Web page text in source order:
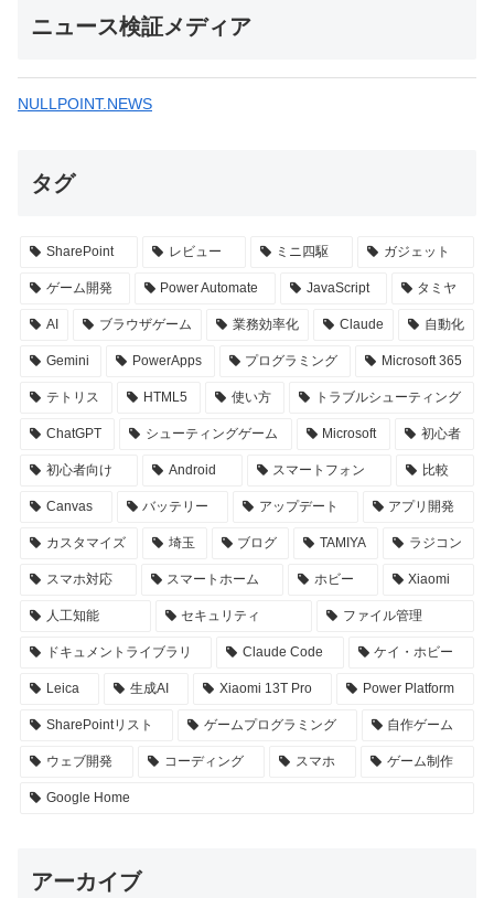
ニュース検証メディア
NULLPOINT.NEWS
タグ
SharePoint レビュー ミニ四駆 ガジェット
ゲーム開発 Power Automate JavaScript タミヤ
AI ブラウザゲーム 業務効率化 Claude 自動化
Gemini PowerApps プログラミング Microsoft 365
テトリス HTML5 使い方 トラブルシューティング
ChatGPT シューティングゲーム Microsoft 初心者
初心者向け Android スマートフォン 比較
Canvas バッテリー アップデート アプリ開発
カスタマイズ 埼玉 ブログ TAMIYA ラジコン
スマホ対応 スマートホーム ホビー Xiaomi
人工知能 セキュリティ ファイル管理
ドキュメントライブラリ Claude Code ケイ・ホビー
Leica 生成AI Xiaomi 13T Pro Power Platform
SharePointリスト ゲームプログラミング 自作ゲーム
ウェブ開発 コーディング スマホ ゲーム制作
Google Home
アーカイブ